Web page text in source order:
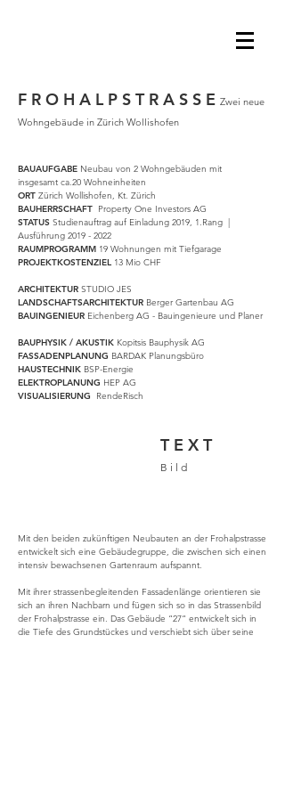
T E X T
B i l d
F R O H A L P S T R A S S E Zwei neue
Wohngebäude in Zürich Wollishofen
Mit den beiden zukünftigen Neubauten an der Frohalpstrasse
entwickelt sich eine Gebäudegruppe, die zwischen sich einen
intensiv bewachsenen Gartenraum aufspannt.
Mit ihrer strassenbegleitenden Fassadenlänge orientieren sie
sich an ihren Nachbarn und fügen sich so in das Strassenbild
der Frohalpstrasse ein. Das Gebäude “27“ entwickelt sich in
die Tiefe des Grundstückes und verschiebt sich über seine
BAUAUFGABE Neubau von 2 Wohngebäuden mit
insgesamt ca.20 Wohneinheiten
ORT Zürich Wollishofen, Kt. Zürich
BAUHERRSCHAFT Property One Investors AG
STATUS Studienauftrag auf Einladung 2019, 1.Rang |
Ausführung 2019 - 2022
RAUMPROGRAMM 19 Wohnungen mit Tiefgarage
PROJEKTKOSTENZIEL 13 Mio CHF
ARCHITEKTUR STUDIO JES
LANDSCHAFTSARCHITEKTUR Berger Gartenbau AG
BAUINGENIEUR Eichenberg AG - Bauingenieure und Planer
BAUPHYSIK / AKUSTIK Kopitsis Bauphysik AG
FASSADENPLANUNG BARDAK Planungsbüro
HAUSTECHNIK BSP-Energie
ELEKTROPLANUNG HEP AG
VISUALISIERUNG RendeRisch